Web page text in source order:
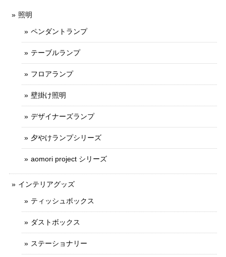
照明
ペンダントランプ
テーブルランプ
フロアランプ
壁掛け照明
デザイナーズランプ
夕やけランプシリーズ
aomori project シリーズ
インテリアグッズ
ティッシュボックス
ダストボックス
ステーショナリー